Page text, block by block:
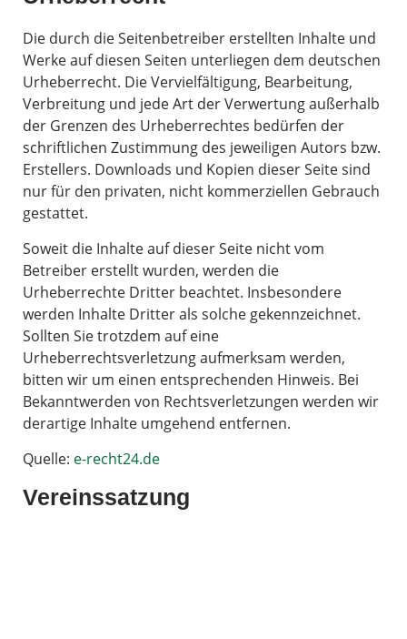
Die durch die Seitenbetreiber erstellten Inhalte und
Werke auf diesen Seiten unterliegen dem deutschen
Urheberrecht. Die Vervielfältigung, Bearbeitung,
Verbreitung und jede Art der Verwertung außerhalb
der Grenzen des Urheberrechtes bedürfen der
schriftlichen Zustimmung des jeweiligen Autors bzw.
Erstellers. Downloads und Kopien dieser Seite sind
nur für den privaten, nicht kommerziellen Gebrauch
gestattet.
Soweit die Inhalte auf dieser Seite nicht vom
Betreiber erstellt wurden, werden die
Urheberrechte Dritter beachtet. Insbesondere
werden Inhalte Dritter als solche gekennzeichnet.
Sollten Sie trotzdem auf eine
Urheberrechtsverletzung aufmerksam werden,
bitten wir um einen entsprechenden Hinweis. Bei
Bekanntwerden von Rechtsverletzungen werden wir
derartige Inhalte umgehend entfernen.
Quelle: e-recht24.de
Vereinssatzung